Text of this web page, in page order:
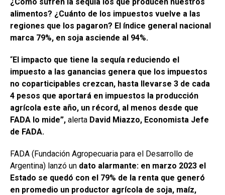
ce
b
o
o
k
at
s
A
p
p
ke
dI
n
m
p
ar
tir
alimentos? ¿Cuánto de los impuestos vuelve a las
regiones que los pagaron? El índice general nacional
marca 79%, en soja asciende al 94%.
“El impacto que tiene la sequía reduciendo el
impuesto a las ganancias genera que los impuestos
no coparticipables crezcan, hasta llevarse 3 de cada
4 pesos que aportará en impuestos la producción
agrícola este año, un récord, al menos desde que
FADA lo mide”, alerta David Miazzo, Economista Jefe
de FADA.
FADA (Fundación Agropecuaria para el Desarrollo de
Argentina) lanzó un dato alarmante: en marzo 2023 el
Estado se quedó con el 79% de la renta que generó
en promedio un productor agrícola de soja, maíz,